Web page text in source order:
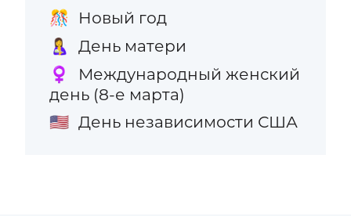
🎊 Новый год
🤱 День матери
♀️
Международный женский
день (8-е марта)
🇺🇸 День независимости США